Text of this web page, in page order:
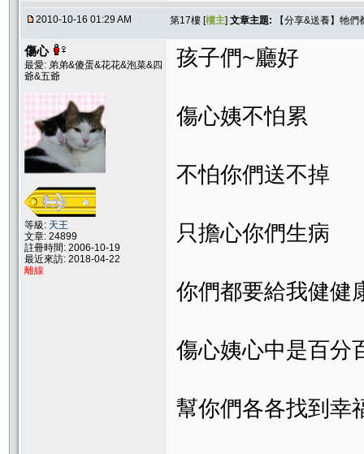
2010-10-16 01:29 AM 第17樓 [樓主] 文章主題: 【分享&送養】牠
傷心
最愛: 弟弟&傻蛋&花花&泡菜&四
爺&五爺
等級: 天王
文章: 24899
註冊時間: 2006-10-19
最近來訪: 2018-04-22
離線
孩子們~廳好
傷心姨不怕累
不怕你們送不掉
只擔心你們生病
你們都要給我健健
傷心姨心中是百分
幫你們各各找到幸